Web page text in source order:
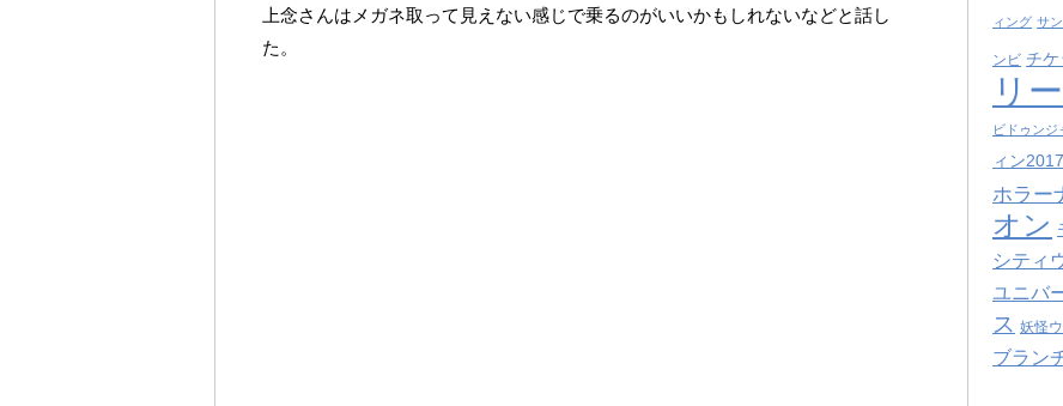
上念さんはメガネ取って見えない感じで乗るのがいいかもしれないなどと話し
た。
ィング サ
ンビ チケ
リ
ビドゥンジ
ィン2017
ホラー
オン
シティ
ユニバ
ス 妖怪
ブラン